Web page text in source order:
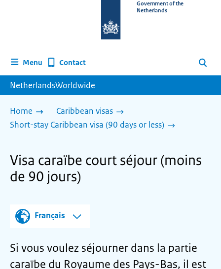
homepage
Government of the
Netherlands
Menu Contact Search
NetherlandsWorldwide
Home
Caribbean visas
Short-stay Caribbean visa (90 days or less)
Visa caraïbe court séjour (moins
de 90 jours)
Français
Si vous voulez séjourner dans la partie
caraïbe du Royaume des Pays-Bas, il est